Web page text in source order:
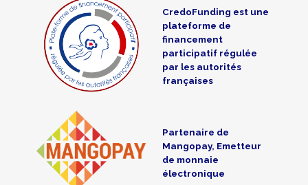
CredoFunding est une
plateforme de
financement
participatif régulée
par les autorités
françaises
Partenaire de
Mangopay, Emetteur
de monnaie
électronique